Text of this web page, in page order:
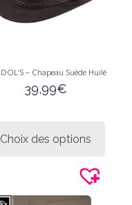
– Chapeau Suède Huilé
39,99€
Choix des options